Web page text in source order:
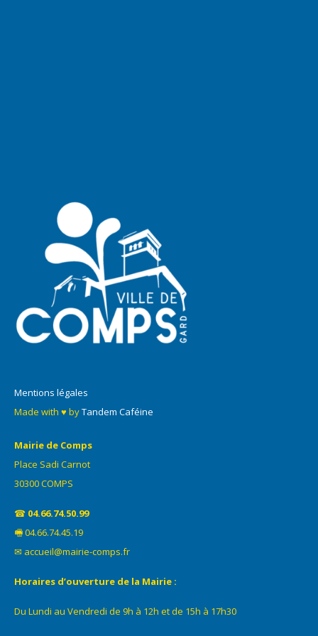
Mentions légales
Made with ♥ byTandem Caféine
Mairie de Comps
Place Sadi Carnot
30300 COMPS
☎ 04.66.74.50.99
🖷 04.66.74.45.19
✉ accueil@mairie-comps.fr
Horaires d’ouverture de la Mairie :
Du Lundi au Vendredi de 9h à 12h et de 15h à 17h30